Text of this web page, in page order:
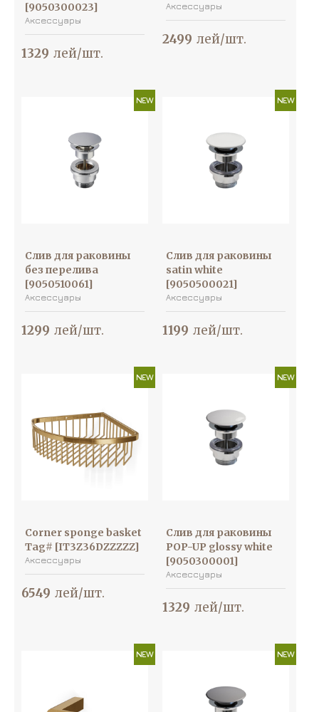
[9050300023]
Аксессуары
1329 лей/шт.
Аксессуары
2499 лей/шт.
NEW
Слив для раковины
без перелива
[9050510061]
Аксессуары
1299 лей/шт.
NEW
Слив для раковины
satin white
[9050500021]
Аксессуары
1199 лей/шт.
NEW
Corner sponge basket
Tag# [IT3Z36DZZZZZ]
Аксессуары
6549 лей/шт.
NEW
Слив для раковины
POP-UP glossy white
[9050300001]
Аксессуары
1329 лей/шт.
NEW NEW